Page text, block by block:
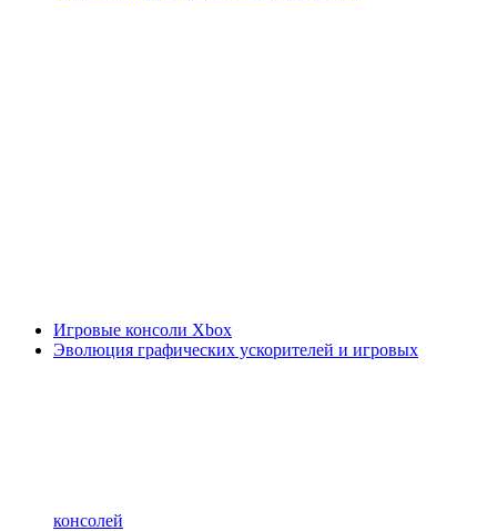
Игровые консоли Xbox
Эволюция графических ускорителей и игровых
консолей